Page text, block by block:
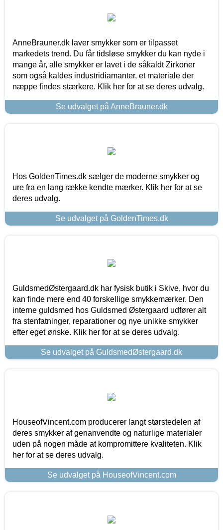
AnneBrauner.dk laver smykker som er tilpasset
markedets trend. Du får tidsløse smykker du kan nyde i
mange år, alle smykker er lavet i de såkaldt Zirkoner
som også kaldes industridiamanter, et materiale der
næppe findes stærkere. Klik her for at se deres udvalg.
Se udvalget på AnneBrauner.dk
Hos GoldenTimes.dk sælger de moderne smykker og
ure fra en lang række kendte mærker. Klik her for at se
deres udvalg.
Se udvalget på GoldenTimes.dk
GuldsmedØstergaard.dk har fysisk butik i Skive, hvor du
kan finde mere end 40 forskellige smykkemærker. Den
interne guldsmed hos Guldsmed Østergaard udfører alt
fra stenfatninger, reparationer og nye unikke smykker
efter eget ønske. Klik her for at se deres udvalg.
Se udvalget på GuldsmedØstergaard.dk
HouseofVincent.com producerer langt størstedelen af
deres smykker af genanvendte og naturlige materialer
uden på nogen måde at kompromittere kvaliteten. Klik
her for at se deres udvalg.
Se udvalget på HouseofVincent.com